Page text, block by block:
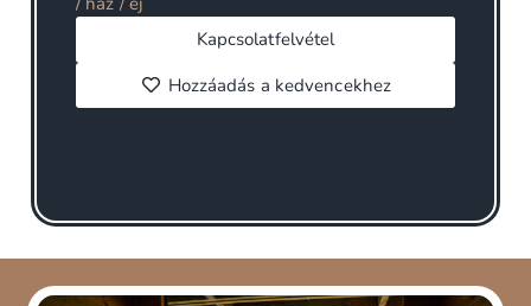
Kapcsolatfelvétel
Hozzáadás a kedvencekhez